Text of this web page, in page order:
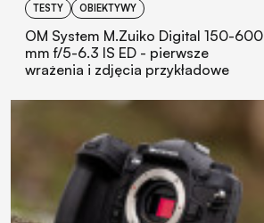
TESTY OBIEKTYWY
OM System M.Zuiko Digital 150-600
mm f/5-6.3 IS ED - pierwsze
wrażenia i zdjęcia przykładowe